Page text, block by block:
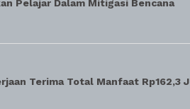
Pelajar Dalam Mitigasi Bencana
Terima Total Manfaat Rp162,3